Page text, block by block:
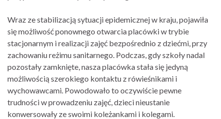
Wraz ze stabilizacją sytuacji epidemicznej w kraju, pojawiła
się możliwość ponownego otwarcia placówki w trybie
stacjonarnym i realizacji zajęć bezpośrednio z dziećmi, przy
zachowaniu reżimu sanitarnego. Podczas, gdy szkoły nadal
pozostały zamknięte, nasza placówka stała się jedyną
możliwością szerokiego kontaktu z rówieśnikami i
wychowawcami. Powodowało to oczywiście pewne
trudności w prowadzeniu zajęć, dzieci nieustanie
konwersowały ze swoimi koleżankami i kolegami.